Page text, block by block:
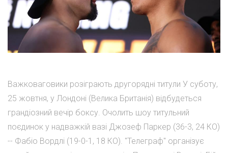
Важковаговики розіграють другорядні титули У суботу,
25 жовтня, у Лондоні (Велика Британія) відбудеться
грандіозний вечір боксу. Очолить шоу титульний
поєдинок у надважкій вазі Джозеф Паркер (36-3, 24 КО)
-- Фабіо Вордлі (19-0-1, 18 КО). "Телеграф" організує